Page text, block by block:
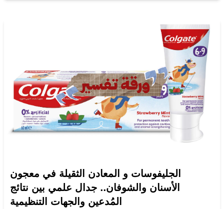
الجليفوسات و المعادن الثقيلة في معجون
الأسنان والشوفان.. جدال علمي بين نتائج
المُدعين والجهات التنظيمية